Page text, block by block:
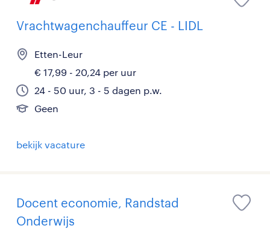
Vrachtwagenchauffeur CE - LIDL
Etten-Leur
€ 17,99 - 20,24 per uur
24 - 50 uur, 3 - 5 dagen p.w.
Geen
bekijk vacature
Docent economie, Randstad
Onderwijs